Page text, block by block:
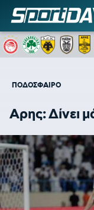
ΠΟΔΟΣΦΑΙΡΟ
Αρης: Δίνει